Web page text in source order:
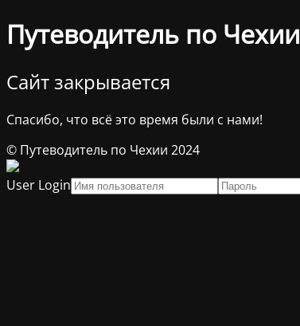
Путеводитель по Чехии
Сайт закрывается
Спасибо, что всё это время были с нами!
© Путеводитель по Чехии 2024
User Login